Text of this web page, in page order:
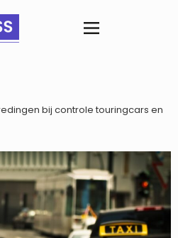
bij controle touringcars en